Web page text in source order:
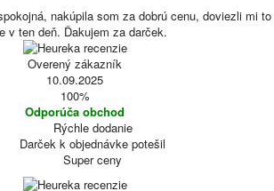
nakúpila som za dobrú cenu, doviezli mi to
v ten deň. Ďakujem za darček.
Overený zákazník
10.09.2025
100%
Odporúča obchod
Rýchle dodanie
Darček k objednávke potešil
Super ceny